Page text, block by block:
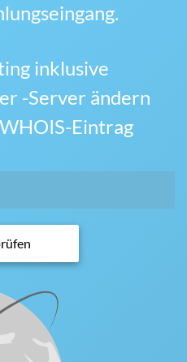
inklusive
-Server ändern
Eintrag